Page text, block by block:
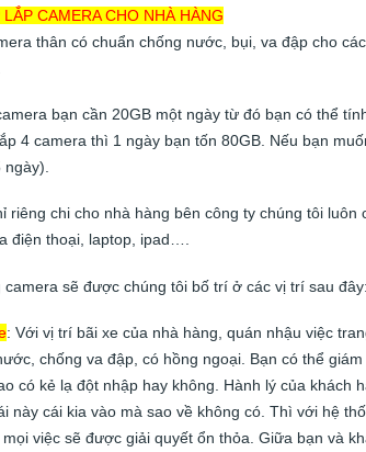
CAMERA CHO NHÀ HÀNG
thân có chuẩn chống nước, bụi, va đập cho
bạn cần 20GB một ngày từ đó bạn có thể
4 camera thì 1 ngày bạn tốn 80GB. Nếu bạn
ngày).
riêng chi cho nhà hàng bên công ty chúng tôi
điện thoại, laptop, ipad….
camera sẽ được chúng tôi bố trí ở các vị trí sau đây:
: Với vị trí bãi xe của nhà hàng, quán nhậu việc
chống va đập, có hồng ngoại. Bạn có thể
có kẻ lạ đột nhập hay không. Hành lý của
này cái kia vào mà sao về không có. Thì với hệ
việc sẽ được giải quyết ổn thỏa. Giữa bạn và